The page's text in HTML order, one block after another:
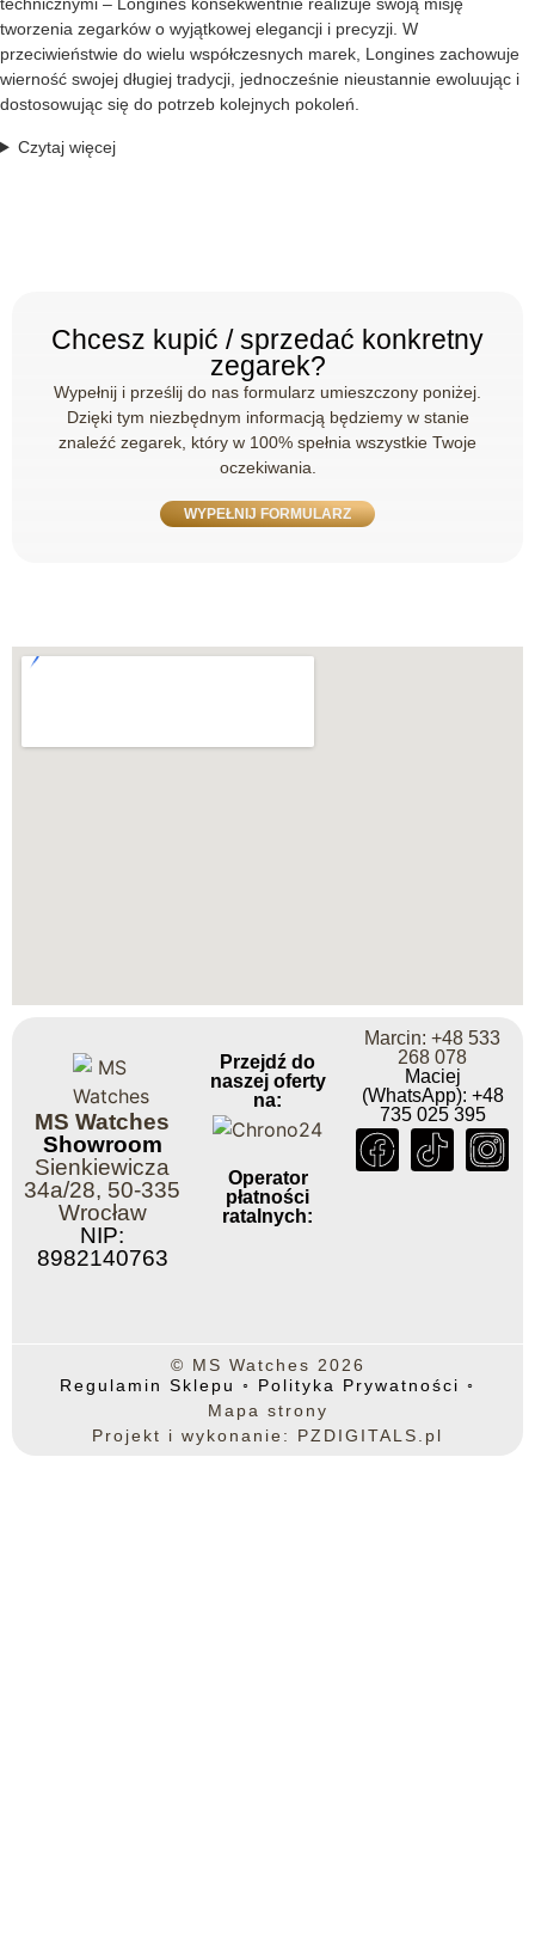
technicznymi – Longines konsekwentnie realizuje swoją misję
tworzenia zegarków o wyjątkowej elegancji i precyzji. W
przeciwieństwie do wielu współczesnych marek, Longines zachowuje
wierność swojej długiej tradycji, jednocześnie nieustannie ewoluując i
dostosowując się do potrzeb kolejnych pokoleń.
Czytaj więcej
Chcesz kupić / sprzedać konkretny
zegarek?
Wypełnij i prześlij do nas formularz umieszczony poniżej.
Dzięki tym niezbędnym informacją będziemy w stanie
znaleźć zegarek, który w 100% spełnia wszystkie Twoje
oczekiwania.
WYPEŁNIJ FORMULARZ
MS Watches
Showroom
Sienkiewicza
34a/28, 50-335
Wrocław
NIP:
8982140763
Przejdź do
naszej oferty
na:
Operator
płatności
ratalnych:
Marcin: +48 533
268 078
Maciej
(WhatsApp): +48
735 025 395
© MS Watches 2026
Regulamin Sklepu ◦ Polityka Prywatności ◦
Mapa strony
Projekt i wykonanie: PZDIGITALS.pl